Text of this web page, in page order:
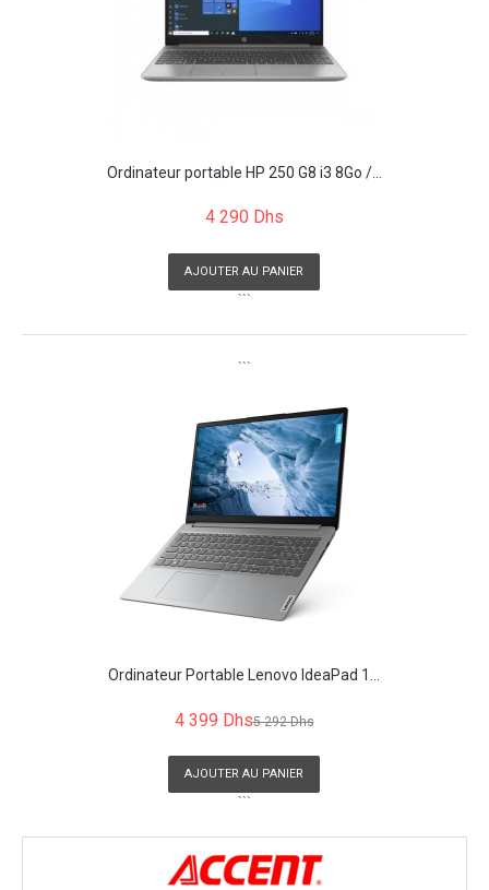
Ordinateur portable HP 250 G8 i3 8Go /...
4 290 Dhs
AJOUTER AU PANIER
```
```
Ordinateur Portable Lenovo IdeaPad 1...
4 399 Dhs5 292 Dhs
AJOUTER AU PANIER
```